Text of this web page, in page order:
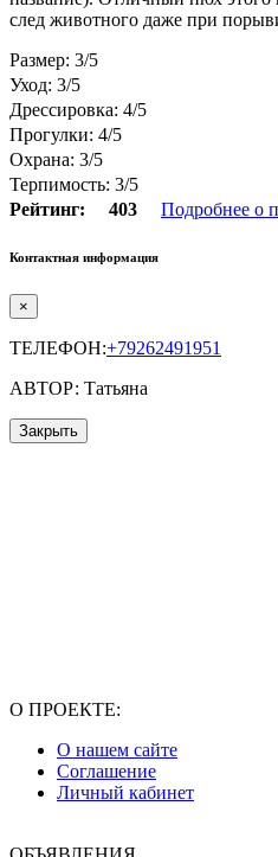
след животного даже при
Размер: 3/5
Уход: 3/5
Дрессировка: 4/5
Прогулки: 4/5
Охрана: 3/5
Терпимость: 3/5
Рейтинг:
403 Подробнее о
Контактная информация
×
ТЕЛЕФОН:+79262491951
АВТОР: Татьяна
Закрыть
О ПРОЕКТЕ:
О нашем сайте
Соглашение
Личный кабинет